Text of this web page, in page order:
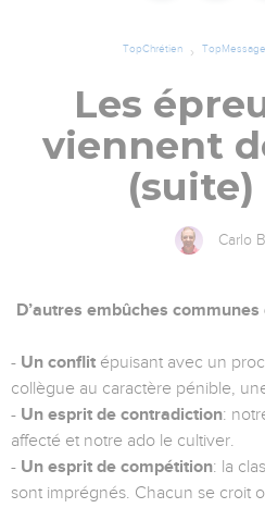
TopChrétien
Les
viennent
(suite)
Carlo
D’autres embûches communes
- Un conflit épuisant avec un
collègue au caractère pénible,
- Un esprit de contradiction:
affecté et notre ado le cultiver.
- Un esprit de compétition: la
sont imprégnés. Chacun se croit